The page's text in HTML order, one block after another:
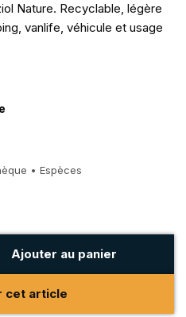
Nature. Recyclable, légère
vanlife, véhicule et usage
• Espèces
Ajouter au panier
cet article